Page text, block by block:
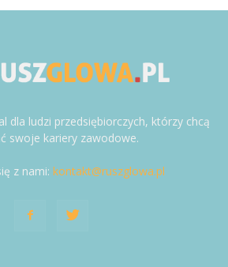
dla ludzi przedsiębiorczych, którzy chcą
swoje kariery zawodowe.
z nami: kontakt@ruszglowa.pl